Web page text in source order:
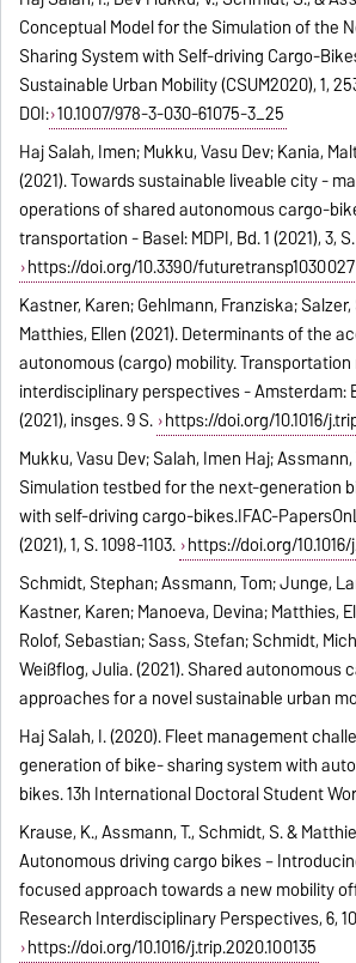
Conceptual Model for the Simulation of the
Sharing System with Self-driving Cargo-
Sustainable Urban Mobility (CSUM2020), 1,
DOI: 10.1007/978-3-030-61075-3_25
Haj Salah, Imen; Mukku, Vasu Dev; Kania,
(2021). Towards sustainable liveable city -
operations of shared autonomous cargo-
transportation - Basel: MDPI, Bd. 1 (2021), 3,
https://doi.org/10.3390/futuretransp1030027
Kastner, Karen; Gehlmann, Franziska;
Matthies, Ellen (2021). Determinants of the
autonomous (cargo) mobility.
interdisciplinary perspectives - Amsterdam:
(2021), insges. 9 S. https://doi.org/10.1016/
Mukku, Vasu Dev; Salah, Imen Haj; Assmann,
Simulation testbed for the next-generation
with self-driving cargo-bikes.IFAC-
(2021), 1, S. 1098-1103. https://doi.org/
Schmidt, Stephan; Assmann, Tom; Junge,
Kastner, Karen; Manoeva, Devina; Matthies,
Rolof, Sebastian; Sass, Stefan; Schmidt,
Weißflog, Julia. (2021). Shared autonomous
approaches for a novel sustainable urban
Haj Salah, I. (2020). Fleet management
generation of bike- sharing system with
bikes. 13h International Doctoral Student
Krause, K., Assmann, T., Schmidt, S. &
Autonomous driving cargo bikes –
focused approach towards a new mobility
Research Interdisciplinary Perspectives, 6,
https://doi.org/10.1016/j.trip.2020.100135